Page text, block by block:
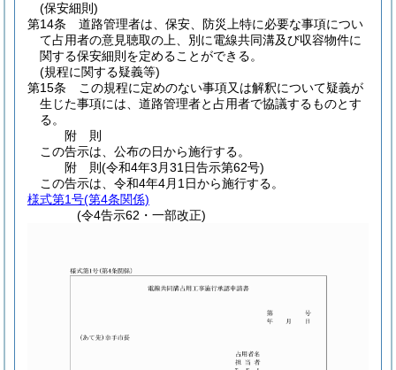
(保安細則)
第14条
道路管理者は、保安、防災上特に必要な事項につい
て占用者の意見聴取の上、別に電線共同溝及び収容物件に
関する保安細則を定めることができる。
(規程に関する疑義等)
第15条
この規程に定めのない事項又は解釈について疑義が
生じた事項には、道路管理者と占用者で協議するものとす
る。
附 則
この告示は、公布の日から施行する。
附 則(令和4年3月31日告示第62号)
この告示は、令和4年4月1日から施行する。
様式第1号(第4条関係)
(令4告示62・一部改正)